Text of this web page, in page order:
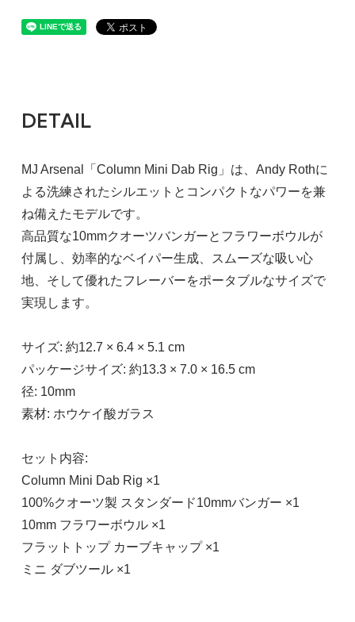
DETAIL
MJ Arsenal「Column Mini Dab Rig」は、Andy Rothに
よる洗練されたシルエットとコンパクトなパワーを兼
ね備えたモデルです。
高品質な10mmクオーツバンガーとフラワーボウルが
付属し、効率的なベイパー生成、スムーズな吸い心
地、そして優れたフレーバーをポータブルなサイズで
実現します。
サイズ: 約12.7 × 6.4 × 5.1 cm
パッケージサイズ: 約13.3 × 7.0 × 16.5 cm
径: 10mm
素材: ホウケイ酸ガラス
セット内容:
Column Mini Dab Rig ×1
100%クオーツ製 スタンダード10mmバンガー ×1
10mm フラワーボウル ×1
フラットトップ カーブキャップ ×1
ミニ ダブツール ×1